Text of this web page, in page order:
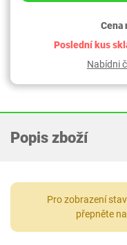
Cena
Poslední kus
Nabídni
Popis zboží
Pro zobrazení
přepněte